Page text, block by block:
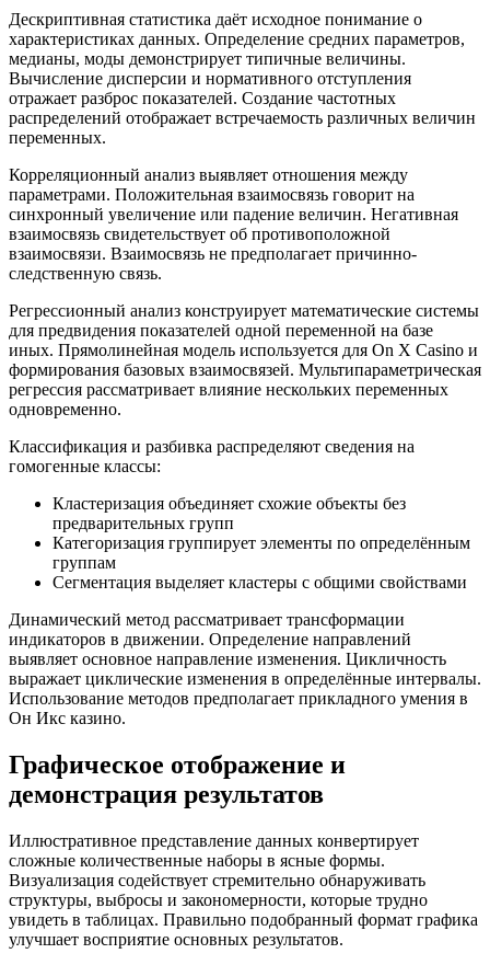
Дескриптивная статистика даёт исходное понимание о
характеристиках данных. Определение средних параметров,
медианы, моды демонстрирует типичные величины.
Вычисление дисперсии и нормативного отступления
отражает разброс показателей. Создание частотных
распределений отображает встречаемость различных величин
переменных.
Корреляционный анализ выявляет отношения между
параметрами. Положительная взаимосвязь говорит на
синхронный увеличение или падение величин. Негативная
взаимосвязь свидетельствует об противоположной
взаимосвязи. Взаимосвязь не предполагает причинно-
следственную связь.
Регрессионный анализ конструирует математические системы
для предвидения показателей одной переменной на базе
иных. Прямолинейная модель используется для On X Casino и
формирования базовых взаимосвязей. Мультипараметрическая
регрессия рассматривает влияние нескольких переменных
одновременно.
Классификация и разбивка распределяют сведения на
гомогенные классы:
Кластеризация объединяет схожие объекты без
предварительных групп
Категоризация группирует элементы по определённым
группам
Сегментация выделяет кластеры с общими свойствами
Динамический метод рассматривает трансформации
индикаторов в движении. Определение направлений
выявляет основное направление изменения. Цикличность
выражает циклические изменения в определённые интервалы.
Использование методов предполагает прикладного умения в
Он Икс казино.
Графическое отображение и
демонстрация результатов
Иллюстративное представление данных конвертирует
сложные количественные наборы в ясные формы.
Визуализация содействует стремительно обнаруживать
структуры, выбросы и закономерности, которые трудно
увидеть в таблицах. Правильно подобранный формат графика
улучшает восприятие основных результатов.